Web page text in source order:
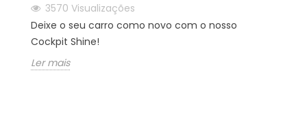
3570 Visualizações
Deixe o seu carro como novo com o nosso
Cockpit Shine!
Ler mais